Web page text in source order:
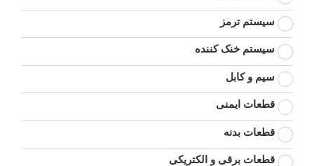
سیستم ترمز
سیستم خنک کننده
سیم و کابل
قطعات ایمنی
قطعات بدنه
قطعات برقی و الکتریکی